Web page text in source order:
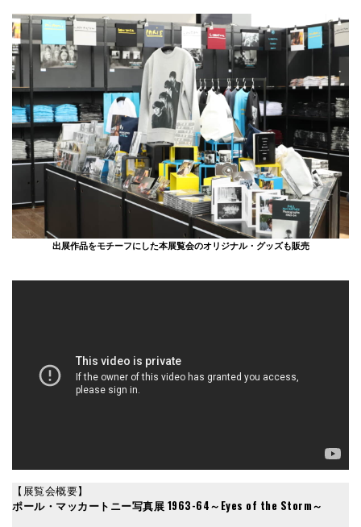
出展作品をモチーフにした本展覧会のオリジナル・グッズも販売
【展覧会概要】
ポール・マッカートニー写真展 1963-64～Eyes of the Storm～